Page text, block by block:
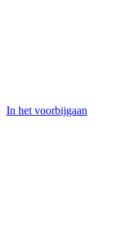
In het voorbijgaan